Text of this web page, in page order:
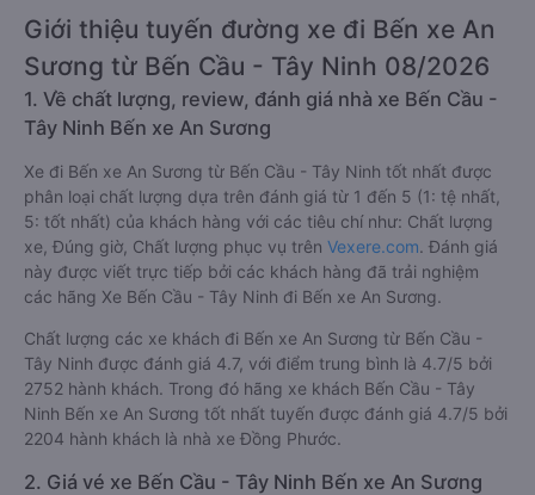
Giới thiệu tuyến đường xe đi Bến xe An
Sương từ Bến Cầu - Tây Ninh 08/2026
1. Về chất lượng, review, đánh giá nhà xe Bến Cầu -
Tây Ninh Bến xe An Sương
Xe đi Bến xe An Sương từ Bến Cầu - Tây Ninh tốt nhất được
phân loại chất lượng dựa trên đánh giá từ 1 đến 5 (1: tệ nhất,
5: tốt nhất) của khách hàng với các tiêu chí như: Chất lượng
xe, Đúng giờ, Chất lượng phục vụ trên Vexere.com. Đánh giá
này được viết trực tiếp bởi các khách hàng đã trải nghiệm
các hãng Xe Bến Cầu - Tây Ninh đi Bến xe An Sương.
Chất lượng các xe khách đi Bến xe An Sương từ Bến Cầu -
Tây Ninh được đánh giá 4.7, với điểm trung bình là 4.7/5 bởi
2752 hành khách. Trong đó hãng xe khách Bến Cầu - Tây
Ninh Bến xe An Sương tốt nhất tuyến được đánh giá 4.7/5 bởi
2204 hành khách là nhà xe Đồng Phước.
2. Giá vé xe Bến Cầu - Tây Ninh Bến xe An Sương